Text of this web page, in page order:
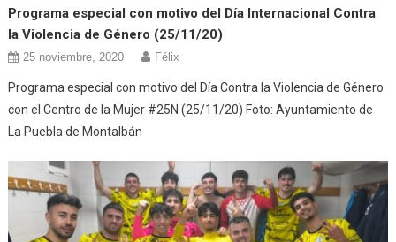
Programa especial con motivo del Día Internacional Contra
la Violencia de Género (25/11/20)
25 noviembre, 2020 Félix
Programa especial con motivo del Día Contra la Violencia de Género
con el Centro de la Mujer #25N (25/11/20) Foto: Ayuntamiento de
La Puebla de Montalbán